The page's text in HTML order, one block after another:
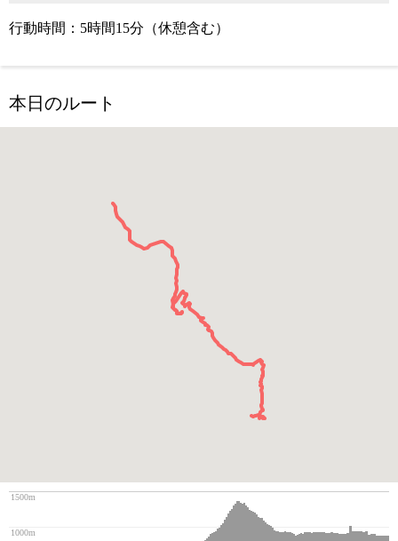
行動時間：5時間15分（休憩含む）
本日のルート
1500m
1000m